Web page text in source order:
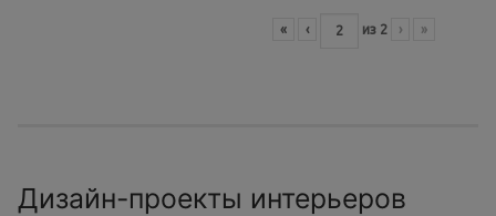
« ‹ из 2 › »
Дизайн-проекты интерьеров